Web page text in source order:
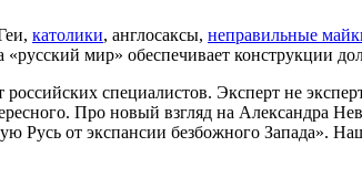
католики, англосаксы, неправильные
мир» обеспечивает конструкции
специалистов. Эксперт не
Про новый взгляд на Александра
Русь от экспансии безбожного